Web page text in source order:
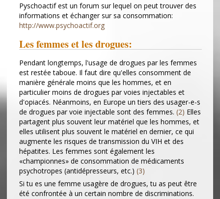
Pyschoactif est un forum sur lequel on peut trouver des
informations et échanger sur sa consommation:
http://www.psychoactif.org
Les femmes et les drogues:
Pendant longtemps, l'usage de drogues par les femmes
est restée taboue. Il faut dire qu'elles consomment de
manière générale moins que les hommes, et en
particulier moins de drogues par voies injectables et
d'opiacés. Néanmoins, en Europe un tiers des usager-e-s
de drogues par voie injectable sont des femmes. (2) Elles
partagent plus souvent leur matériel que les hommes, et
elles utilisent plus souvent le matériel en dernier, ce qui
augmente les risques de transmission du VIH et des
hépatites. Les femmes sont également les
«championnes» de consommation de médicaments
psychotropes (antidépresseurs, etc.) (3)
Si tu es une femme usagère de drogues, tu as peut être
été confrontée à un certain nombre de discriminations.